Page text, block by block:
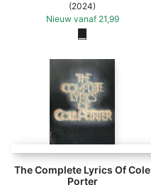
(2024)
Nieuw vanaf 21,99
The Complete Lyrics Of Cole
Porter